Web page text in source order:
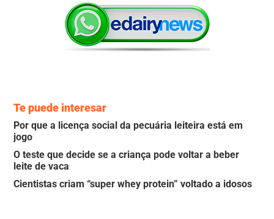
Te puede interesar
Por que a licença social da pecuária leiteira está em
jogo
O teste que decide se a criança pode voltar a beber
leite de vaca
Cientistas criam “super whey protein” voltado a idosos